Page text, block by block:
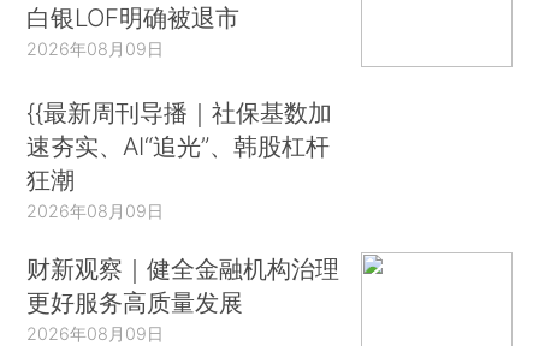
白银LOF明确被退市
2026年08月09日
{{最新周刊导播｜社保基数加
速夯实、AI“追光”、韩股杠杆
狂潮
2026年08月09日
财新观察｜健全金融机构治理
更好服务高质量发展
2026年08月09日